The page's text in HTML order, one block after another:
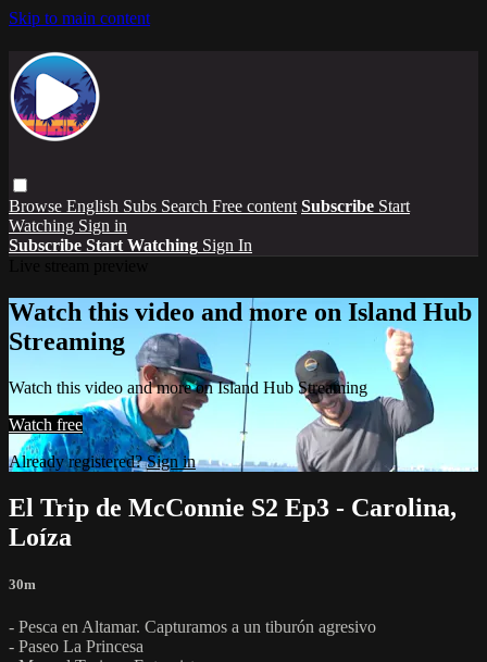
Skip to main content
Browse English Subs Search Free content Subscribe Start
Watching Sign in
Subscribe Start Watching Sign In
Watch this video and more on Island Hub
Streaming
Watch this video and more on Island Hub Streaming
Watch free
Already registered?Sign in
El Trip de McConnie S2 Ep3 - Carolina,
Loíza
30m
- Pesca en Altamar. Capturamos a un tiburón agresivo
- Paseo La Princesa